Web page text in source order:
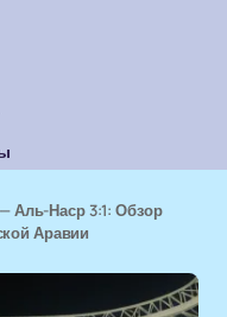
Аль-Наср 3:1: Обзор
Аравии